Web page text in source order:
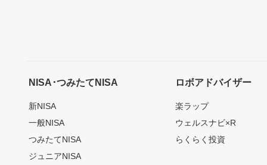
NISA･つみたてNISA
新NISA
一般NISA
つみたてNISA
ジュニアNISA
ロボアドバイザー
楽ラップ
ウェルスナビ×R
らくらく投資